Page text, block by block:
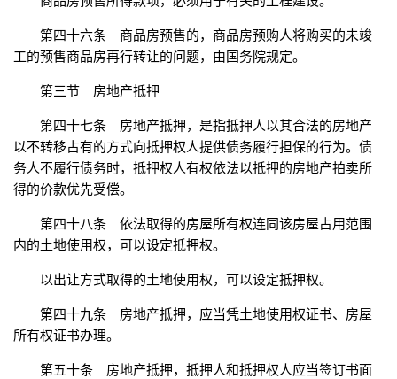
第四十六条 商品房预售的，商品房预购人将购买的未竣
工的预售商品房再行转让的问题，由国务院规定。
第三节 房地产抵押
第四十七条 房地产抵押，是指抵押人以其合法的房地产
以不转移占有的方式向抵押权人提供债务履行担保的行为。债
务人不履行债务时，抵押权人有权依法以抵押的房地产拍卖所
得的价款优先受偿。
第四十八条 依法取得的房屋所有权连同该房屋占用范围
内的土地使用权，可以设定抵押权。
以出让方式取得的土地使用权，可以设定抵押权。
第四十九条 房地产抵押，应当凭土地使用权证书、房屋
所有权证书办理。
第五十条 房地产抵押，抵押人和抵押权人应当签订书面